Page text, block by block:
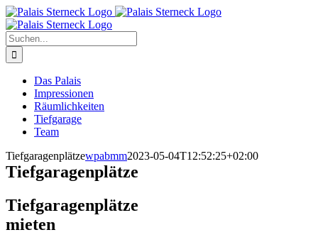
Zum
Inhalt
springen
Suche
nach:
Das Palais
Impressionen
Räumlichkeiten
Tiefgarage
Team
Tiefgaragenplätzewpabmm2023-05-04T12:52:25+02:00
Tiefgaragenplätze
Tiefgaragenplätze
mieten